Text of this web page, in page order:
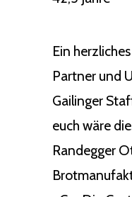
Ein
Partner und
Gailinger
euch wäre
Randegger